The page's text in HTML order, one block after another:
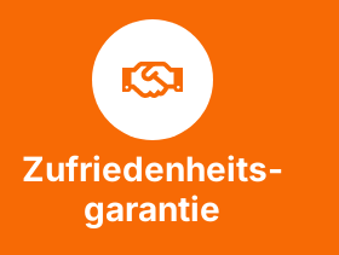
Zufriedenheits-
garantie